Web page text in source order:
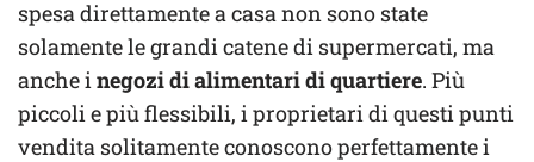
spesa direttamente a casa non sono state
solamente le grandi catene di supermercati, ma
anche inegozi di alimentari di quartiere. Più
piccoli e più flessibili, i proprietari di questi punti
vendita solitamente conoscono perfettamente i